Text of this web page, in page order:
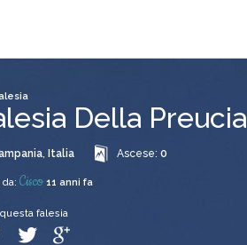
Della Preucia
, Italia Ascese: 0
Cisco 11 anni fa
falesia